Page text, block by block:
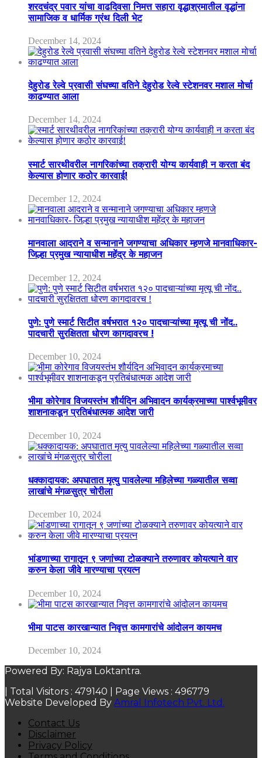
शरदचंद्र पवार यांचा वाढदिवसा निमत्त सहारा वृद्धाश्रमातील वृद्धांना
सामाजिक व धार्मिक ग्रंथ दिली भेट
December 14, 2024
देहुरोड रेल्वे प्रवासी संघच्या वतिने देहुरोड रेल्वे स्टेशनवर मशाल मोर्चा
काढण्यात आला
December 14, 2024
स्मार्ट सारथीवरील नागरिकांच्या तक्रारी योग्य कार्यवाही न करता बंद
केल्यास होणार कठोर कारवाई!
December 12, 2024
मानवाला आदराने व सन्मानाने जगण्याचा अधिकार म्हणजे मानवाधिकार-
जिल्हा प्रमुख न्यायाधीश महेंद्र के महाजन
December 12, 2024
पुणे: पुणे स्मार्ट सिटीत वर्षभरात १२० पादचाऱ्यांच्या मृत्यू ची नोंद..
पादचारी सुरक्षितता धोरण कागदावरच !
December 10, 2024
भीमा कोरेगाव विजयस्तंभ शौर्यदिन अभिवादन कार्यक्रमाच्या पार्श्वभूमीवर
शाशनाकडून प्रतिबंधात्मक आदेश जारी
December 10, 2024
धक्कादायक: अपघातात मृत्यु पावलेल्या महिलेच्या गळ्यातील सव्वा
लाखांचे मंगळसुत्र चोरीला
December 10, 2024
भांडणाच्या रागातून ९ जणांच्या टोळक्याने तरुणावर कोयत्याने वार
करुन केला जीवे मारण्याचा प्रयत्न
December 10, 2024
भीमा पाटस कारखान्यात निवृत्त कामगारांचे आंदोलन कायमच
December 10, 2024
Powered By: Rajya Loktantra.
| Total Visitors : 479140 | Page Views : 496779
Website Developed By Amral Infotech Pvt. Ltd.
Contact Us
Disclaimer
Privacy Policy